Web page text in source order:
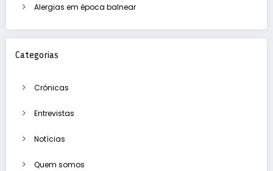
Alergias em época balnear
Categorias
Crónicas
Entrevistas
Notícias
Quem somos